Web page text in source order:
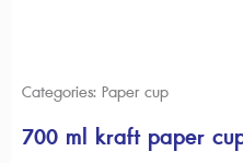
Categories: Paper cup
700 ml kraft paper